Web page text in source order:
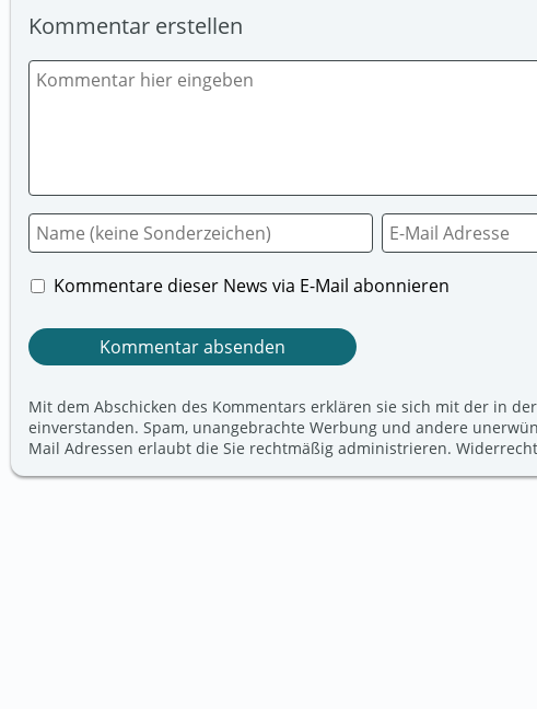
Kommentar erstellen
Kommentare dieser News via E-Mail abonnieren
Mit dem Abschicken des Kommentars erklären sie sich mit der in
einverstanden. Spam, unangebrachte Werbung und andere
Mail Adressen erlaubt die Sie rechtmäßig administrieren.